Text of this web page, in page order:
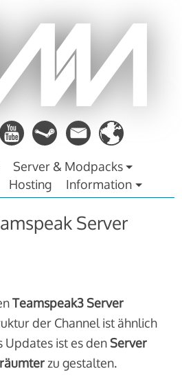
Server & Modpacks
Hosting Information
Server
Teamspeak3 Server
der Channel ist ähnlich
Updates ist es den Server
zu gestalten.